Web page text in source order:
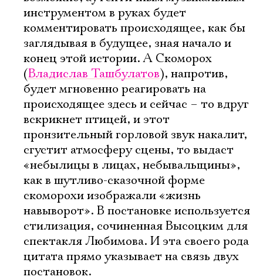
инструментом в руках будет
комментировать происходящее, как бы
заглядывая в будущее, зная начало и
конец этой истории. А Скоморох
(Владислав Ташбулатов), напротив,
будет мгновенно реагировать на
происходящее здесь и сейчас – то вдруг
вскрикнет птицей, и этот
пронзительный горловой звук накалит,
сгустит атмо­сферу сцены, то выдаст
«небылицы в лицах, небывальщины»,
как в шутливо-сказочной форме
скоморохи изображали «жизнь
навыворот». В постановке используется
стилизация, сочиненная Высоцким для
спектакля Любимова. И эта своего рода
цитата прямо указывает на связь двух
постановок.